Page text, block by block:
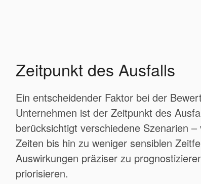
Zeitpunkt des Ausfalls
Ein entscheidender Faktor bei der
Unternehmen ist der Zeitpunkt des
berücksichtigt verschiedene Szenarien
Zeiten bis hin zu weniger sensiblen
Auswirkungen präziser zu
priorisieren.